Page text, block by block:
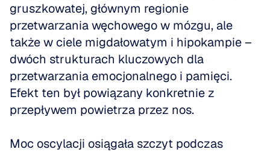
gruszkowatej, głównym regionie
przetwarzania węchowego w mózgu, ale
także w ciele migdałowatym i hipokampie –
dwóch strukturach kluczowych dla
przetwarzania emocjonalnego i pamięci.
Efekt ten był powiązany konkretnie z
przepływem powietrza przez nos.
Moc oscylacji osiągała szczyt podczas